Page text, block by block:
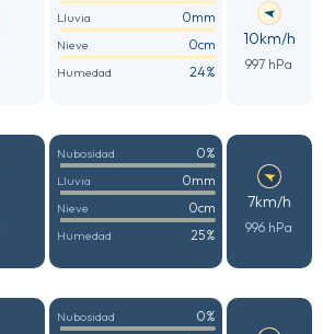
Lluvia 0mm
Nieve 0cm
Humedad 24%
10km/h
997 hPa
Nubosidad 0%
Lluvia 0mm
Nieve 0cm
Humedad 25%
7km/h
996 hPa
Nubosidad 0%